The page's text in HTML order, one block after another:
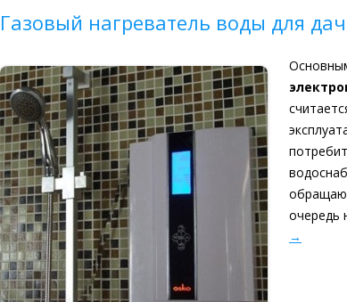
Газовый нагреватель воды для
очередь
→